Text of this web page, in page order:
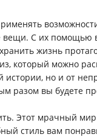
вещи. С их помощью
жизнь
который можно
истории, но и от
разом вы будете
Этот мрачный
стиль вам